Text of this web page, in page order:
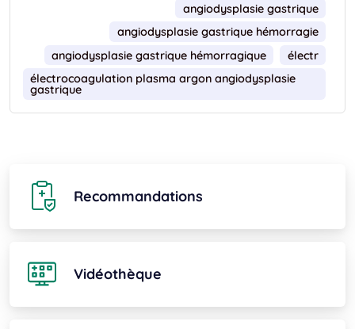
angiodysplasie gastrique
angiodysplasie gastrique hémorragie
angiodysplasie gastrique hémorragique
électr
électrocoagulation plasma argon angiodysplasie
gastrique
Recommandations
Vidéothèque